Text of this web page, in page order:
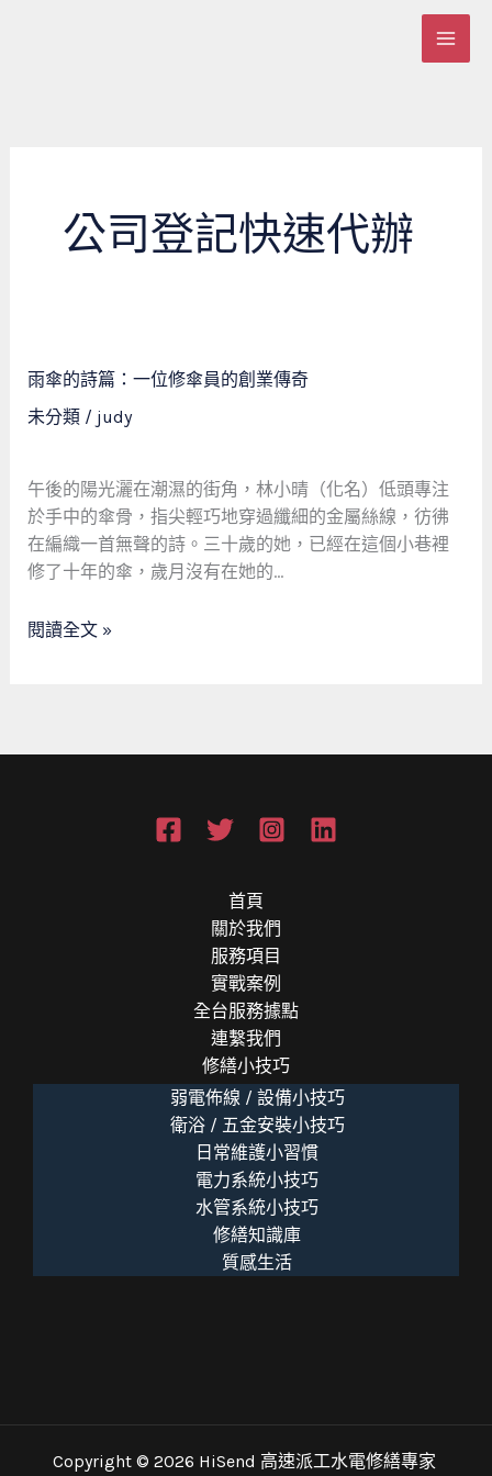
公司登記快速代辦
雨傘的詩篇：一位修傘員的創業傳奇
未分類/ judy
午後的陽光灑在潮濕的街角，林小晴（化名）低頭專注
於手中的傘骨，指尖輕巧地穿過纖細的金屬絲線，彷彿
在編織一首無聲的詩。三十歲的她，已經在這個小巷裡
修了十年的傘，歲月沒有在她的…
雨
傘
的
篇：
一
位
修
傘
的
奇
閱讀全文 »
首頁
關於我們
服務項目
實戰案例
全台服務據點
連繫我們
修繕小技巧
弱電佈線 / 設備小技巧
衛浴 / 五金安裝小技巧
日常維護小習慣
電力系統小技巧
水管系統小技巧
修繕知識庫
質感生活
Copyright © 2026 HiSend 高速派工水電修繕專家